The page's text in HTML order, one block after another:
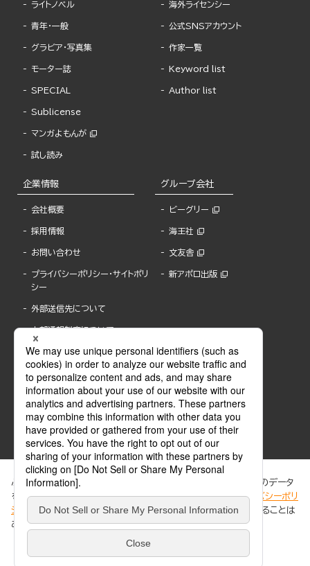
ライトノベル
青年・一般
グラビア・写真集
モーター誌
SPECIAL
Sublicense
マンガよもんが
試し読み
海外ライセンシー
公式SNSアカウント
作家一覧
Keyword list
Author list
企業情報
会社概要
採用情報
お問い合わせ
プライバシーポリシー・サイトポリ
シー
外部送信先について
内部通報制度について
グループ会社
ビーグリー
海王社
文友舎
新アポロ出版
ABJマークは、この電子書店・電子書籍配信サービスが、著作権者からコンテンツ使用許諾を
得た正規版配信サービスであることを示す登録商標(登録番号 第6091713号)です。
ABJマークの詳細、ABJマークを掲示しているサービスの一覧はこちら。
ぶんか社が運営するサイトでは、利便性向上のためにCookie等のデータ
を使用しています。 当社のCookieについての詳細は、「プライバシーポリ
シー
」をご覧ください。当サイトでは、訪問者の個人情報を追跡することは
ありません。